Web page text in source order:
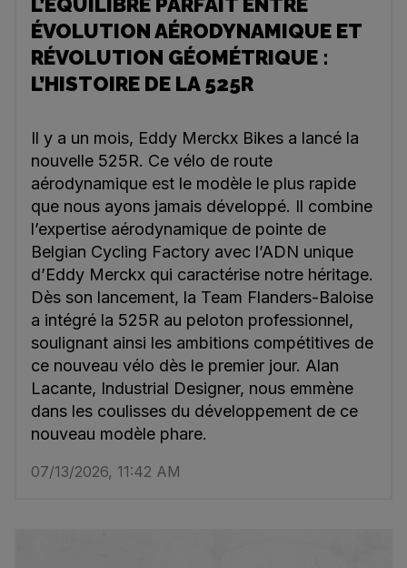
ÉVOLUTION AÉRODYNAMIQUE ET
RÉVOLUTION GÉOMÉTRIQUE :
L’HISTOIRE DE LA 525R
Il y a un mois, Eddy Merckx Bikes a lancé la
nouvelle 525R. Ce vélo de route
aérodynamique est le modèle le plus rapide
que nous ayons jamais développé. Il combine
l’expertise aérodynamique de pointe de
Belgian Cycling Factory avec l’ADN unique
d’Eddy Merckx qui caractérise notre héritage.
Dès son lancement, la Team Flanders-Baloise
a intégré la 525R au peloton professionnel,
soulignant ainsi les ambitions compétitives de
ce nouveau vélo dès le premier jour. Alan
Lacante, Industrial Designer, nous emmène
dans les coulisses du développement de ce
nouveau modèle phare.
07/13/2026, 11:42 AM